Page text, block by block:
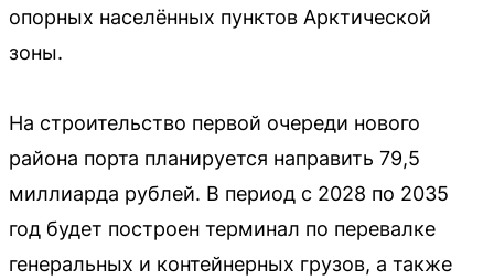
опорных населённых пунктов Арктической
зоны.
На строительство первой очереди нового
района порта планируется направить 79,5
миллиарда рублей. В период с 2028 по 2035
год будет построен терминал по перевалке
генеральных и контейнерных грузов, а также